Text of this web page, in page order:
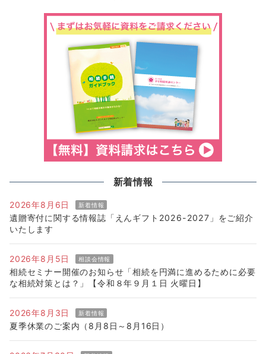
新着情報
2026年8月6日 新着情報
遺贈寄付に関する情報誌「えんギフト2026-2027」をご紹介
いたします
2026年8月5日 相談会情報
相続セミナー開催のお知らせ「相続を円満に進めるために必要
な相続対策とは？」【令和８年９月１日 火曜日】
2026年8月3日 新着情報
夏季休業のご案内（8月8日～8月16日）